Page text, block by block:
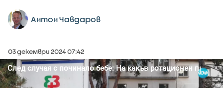
Антон Чавдаров
03 декември 2024 07:42